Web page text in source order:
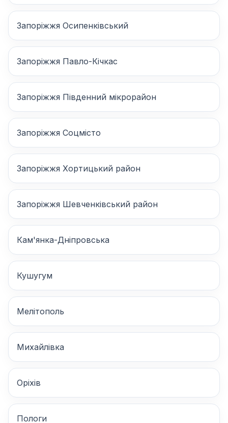
Запоріжжя Осипенківський
Запоріжжя Павло-Кічкас
Запоріжжя Південний мікрорайон
Запоріжжя Соцмісто
Запоріжжя Хортицький район
Запоріжжя Шевченківський район
Кам'янка-Дніпровська
Кушугум
Мелітополь
Михайлівка
Оріхів
Пологи